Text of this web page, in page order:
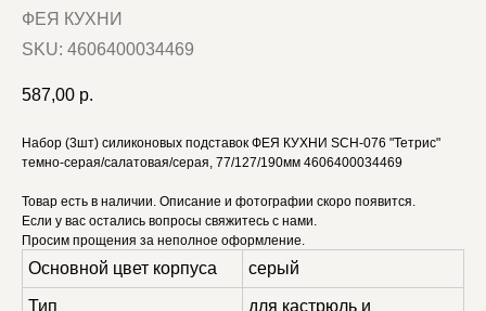
ФЕЯ КУХНИ
SKU: 4606400034469
587,00 р.
Набор (3шт) силиконовых подставок ФЕЯ КУХНИ SCH-076 "Тетрис"
темно-серая/салатовая/серая, 77/127/190мм 4606400034469
Товар есть в наличии. Описание и фотографии скоро появится.
Если у вас остались вопросы свяжитесь с нами.
Просим прощения за неполное оформление.
Основной цвет корпуса серый
Тип
для кастрюль и